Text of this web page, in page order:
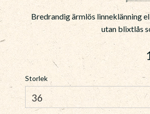
Bredrandig ärmlös linneklänning
utan blixtlås
Storlek